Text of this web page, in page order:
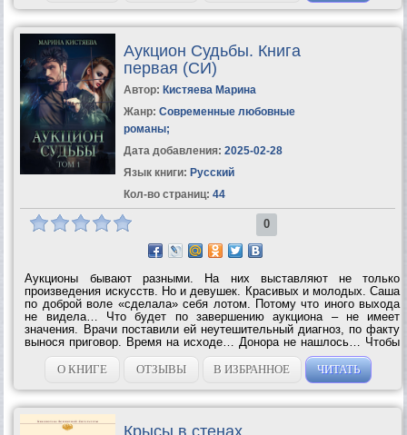
Аукцион Судьбы. Книга
первая (СИ)
Автор: Кистяева Марина
Жанр: Современные любовные
романы;
Дата добавления: 2025-02-28
Язык книги: Русский
Кол-во страниц: 44
0
Аукционы бывают разными. На них выставляют не только
произведения искусств. Но и девушек. Красивых и молодых. Саша
по доброй воле «сделала» себя лотом. Потому что иного выхода
не видела… Что будет по завершению аукциона – не имеет
значения. Врачи поставили ей неутешительный диагноз, по факту
вынося приговор. Время на исходе… Донора не нашлось… Чтобы
не дать отчаянию поглотить себя, Саша принимает мудрое...
О КНИГЕ
ОТЗЫВЫ В ИЗБРАННОЕ ЧИТАТЬ
Крысы в стенах